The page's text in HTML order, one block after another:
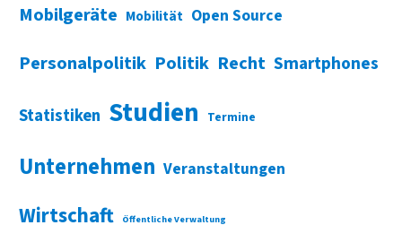
Mobilgeräte Mobilität Open Source
Personalpolitik Politik Recht Smartphones
Statistiken Studien Termine
Unternehmen Veranstaltungen
Wirtschaft Öffentliche Verwaltung